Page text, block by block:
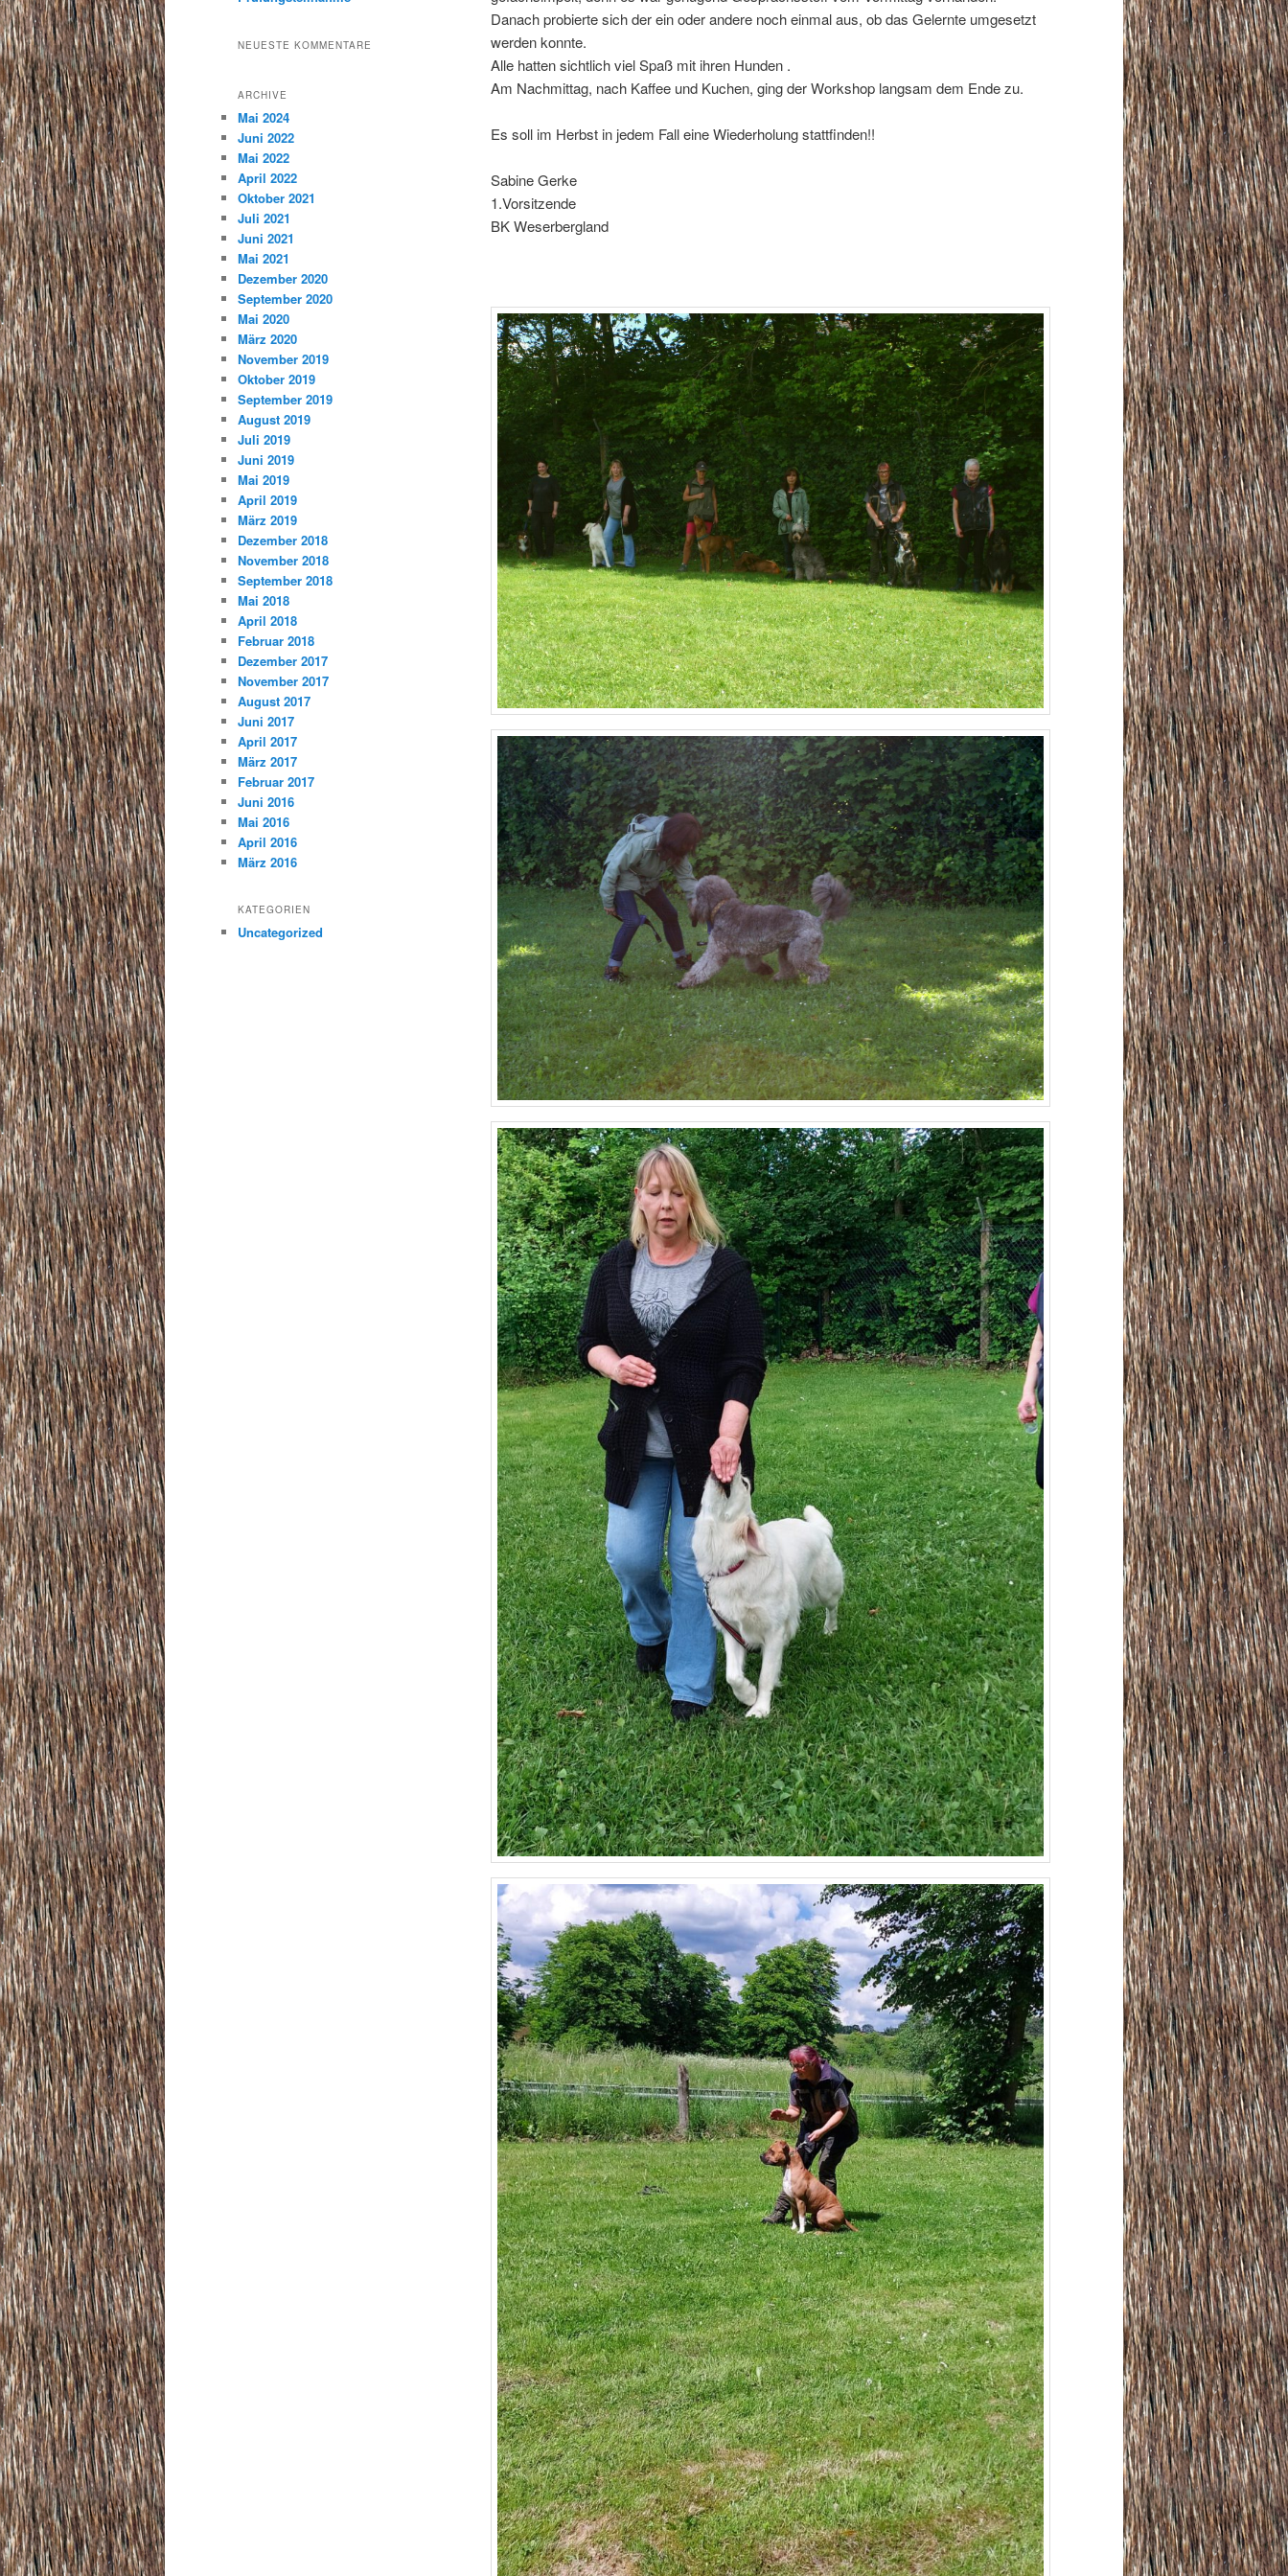
Danach probierte sich der ein oder andere noch einmal aus, ob das Gelernte umgesetzt
werden konnte.
Alle hatten sichtlich viel Spaß mit ihren Hunden .
Am Nachmittag, nach Kaffee und Kuchen, ging der Workshop langsam dem Ende zu.
Es soll im Herbst in jedem Fall eine Wiederholung stattfinden!!
Sabine Gerke
1.Vorsitzende
BK Weserbergland
NEUESTE KOMMENTARE
ARCHIVE
Mai 2024
Juni 2022
Mai 2022
April 2022
Oktober 2021
Juli 2021
Juni 2021
Mai 2021
Dezember 2020
September 2020
Mai 2020
März 2020
November 2019
Oktober 2019
September 2019
August 2019
Juli 2019
Juni 2019
Mai 2019
April 2019
März 2019
Dezember 2018
November 2018
September 2018
Mai 2018
April 2018
Februar 2018
Dezember 2017
November 2017
August 2017
Juni 2017
April 2017
März 2017
Februar 2017
Juni 2016
Mai 2016
April 2016
März 2016
KATEGORIEN
Uncategorized